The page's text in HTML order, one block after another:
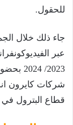
للحقول.
جاء ذلك خلال
عبر
2023/
شركات كايرون
قطاع البترول في